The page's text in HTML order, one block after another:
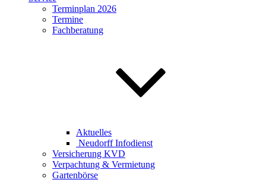
Terminplan 2026
Termine
Fachberatung
Aktuelles
Neudorff Infodienst
Versicherung KVD
Verpachtung & Vermietung
Gartenbörse